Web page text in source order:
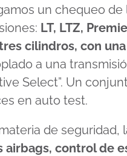
Volume
un chequeo de
LT, LTZ,
cilindros, con
a una
Select”. Un
en auto test.
de seguridad,
airbags, control de